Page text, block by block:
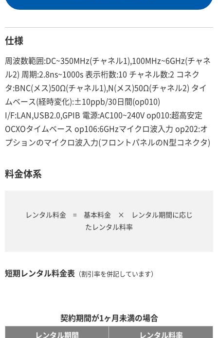
仕様
周波数範囲:DC~350MHz(チャネル1),100MHz~6GHz(チャネ
ル2) 周期:2.8ns~1000s 表示桁数:10 チャネル数:2 コネク
タ:BNC(メス)50Ω(チャネル1),N(メス)50Ω(チャネル2) タイ
ムベース(経時変化):±10ppb/30日間(op010)
I/F:LAN,USB2.0,GPIB 電源:AC100~240V op010:超高安定
OCXOタイムベース op106:6GHzマイクロ波入力 op202:オ
プションのマイクロ波入力(フロントパネルのN型コネクタ)
料金体系
レンタル料金 = 基本料金 × レンタル期間に応じ
たレンタル料率
短期レンタル料金表 （割引率を併記しています）
契約期間が1ヶ月未満の場合
レンタル期間 レンタル料率